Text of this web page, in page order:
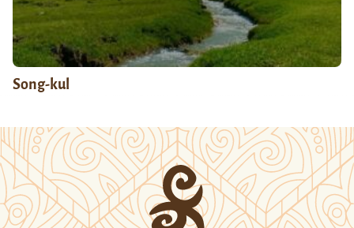
Song-kul